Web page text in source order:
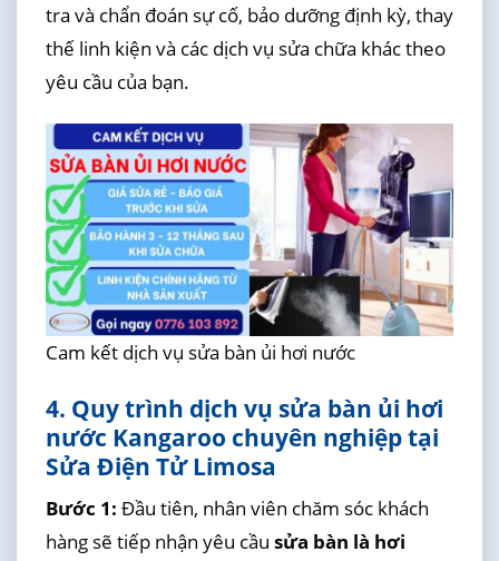
tra và chẩn đoán sự cố, bảo dưỡng định kỳ, thay
thế linh kiện và các dịch vụ sửa chữa khác theo
yêu cầu của bạn.
Cam kết dịch vụ sửa bàn ủi hơi nước
4. Quy trình dịch vụ sửa bàn ủi hơi
nước Kangaroo chuyên nghiệp tại
Sửa Điện Tử Limosa
Bước 1: Đầu tiên, nhân viên chăm sóc khách
hàng sẽ tiếp nhận yêu cầu sửa bàn là hơi